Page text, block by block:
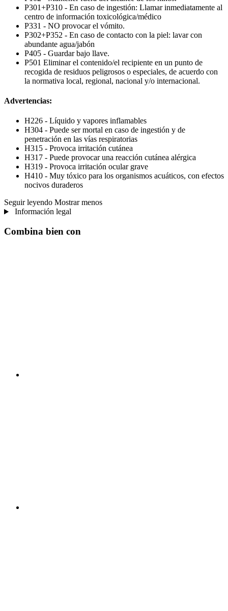
P301+P310 - En caso de ingestión: Llamar inmediatamente al
centro de información toxicológica/médico
P331 - NO provocar el vómito.
P302+P352 - En caso de contacto con la piel: lavar con
abundante agua/jabón
P405 - Guardar bajo llave.
P501 Eliminar el contenido/el recipiente en un punto de
recogida de residuos peligrosos o especiales, de acuerdo con
la normativa local, regional, nacional y/o internacional.
Advertencias:
H226 - Líquido y vapores inflamables
H304 - Puede ser mortal en caso de ingestión y de
penetración en las vías respiratorias
H315 - Provoca irritación cutánea
H317 - Puede provocar una reacción cutánea alérgica
H319 - Provoca irritación ocular grave
H410 - Muy tóxico para los organismos acuáticos, con efectos
nocivos duraderos
Seguir leyendo Mostrar menos
Información legal
Combina bien con